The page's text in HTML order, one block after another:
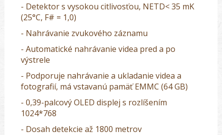
- Detektor s vysokou citlivosťou, NETD< 35 mK
(25°C, F# = 1,0)
- Nahrávanie zvukového záznamu
- Automatické nahrávanie videa pred a po
výstrele
- Podporuje nahrávanie a ukladanie videa a
fotografií, má vstavanú pamäť EMMC (64 GB)
- 0,39-palcový OLED displej s rozlíšením
1024*768
- Dosah detekcie až 1800 metrov